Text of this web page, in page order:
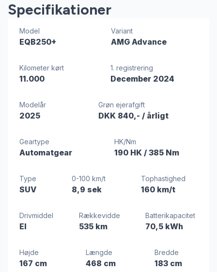
Specifikationer
Model
EQB250+
Variant
AMG Advance
Kilometer kørt
11.000
1. registrering
December 2024
Modelår
2025
Grøn ejerafgift
DKK 840,- / årligt
Geartype
Automatgear
HK/Nm
190 HK / 385 Nm
Type
SUV
0-100 km/t
8,9 sek
Tophastighed
160 km/t
Drivmiddel
El
Rækkevidde
535 km
Batterikapacitet
70,5 kWh
Højde
167 cm
Længde
468 cm
Bredde
183 cm